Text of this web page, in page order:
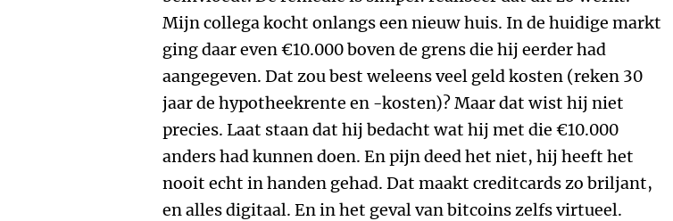
Mijn collega kocht onlangs een nieuw huis. In de huidige markt
ging daar even €10.000 boven de grens die hij eerder had
aangegeven. Dat zou best weleens veel geld kosten (reken 30
jaar de hypotheekrente en -kosten)? Maar dat wist hij niet
precies. Laat staan dat hij bedacht wat hij met die €10.000
anders had kunnen doen. En pijn deed het niet, hij heeft het
nooit echt in handen gehad. Dat maakt creditcards zo briljant,
en alles digitaal. En in het geval van bitcoins zelfs virtueel.